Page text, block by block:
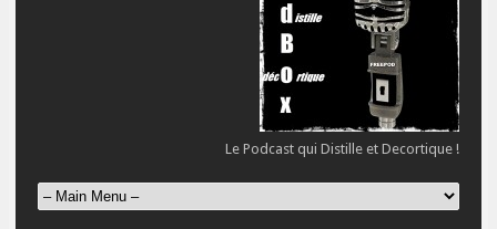
Le Podcast qui Distille et Decortique !